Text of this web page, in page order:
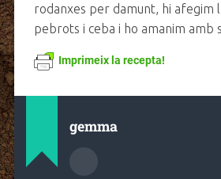
rodanxes per damunt, hi afegim
pebrots i ceba i ho amanim amb
Imprimeix la recepta!
gemma